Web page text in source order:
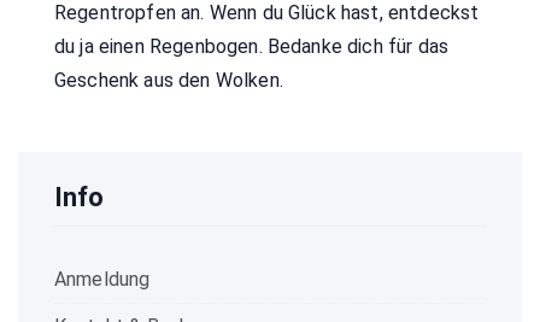
Regentropfen an. Wenn du Glück hast, entdeckst
du ja einen Regenbogen. Bedanke dich für das
Geschenk aus den Wolken.
Info
Anmeldung